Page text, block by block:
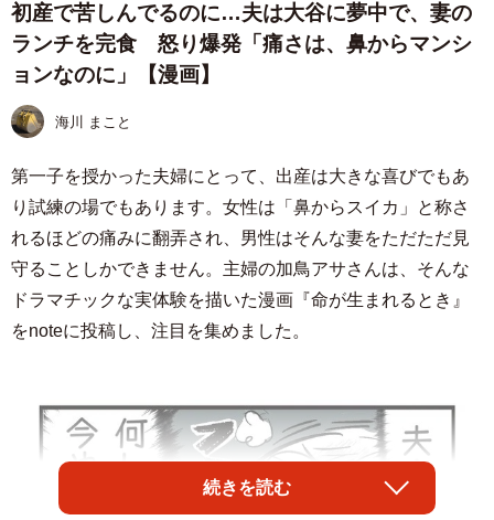
初産で苦しんでるのに…夫は大谷に夢中で、妻の
ランチを完食 怒り爆発「痛さは、鼻からマンシ
ョンなのに」【漫画】
海川 まこと
第一子を授かった夫婦にとって、出産は大きな喜びでもあ
り試練の場でもあります。女性は「鼻からスイカ」と称さ
れるほどの痛みに翻弄され、男性はそんな妻をただただ見
守ることしかできません。主婦の加鳥アサさんは、そんな
ドラマチックな実体験を描いた漫画『命が生まれるとき』
をnoteに投稿し、注目を集めました。
続きを読む